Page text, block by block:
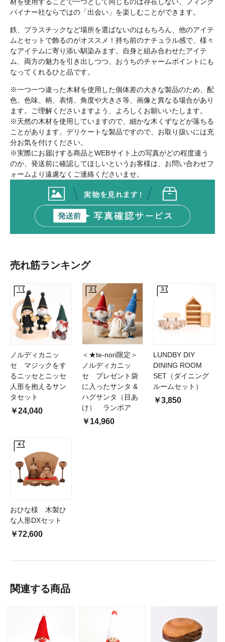
バイナー社ならではの「出会い」を楽しむことができます。
鉄、プラスチックなど場所を選ばないのはもちろん、他のアイテ
ムとセットで飾るのがオススメ！持ち前のナチュラル感で、様々
なアイテムに寄り添い馴染みます。自身と組み合わせたアイテ
ム、両方の魅力を引き出しつつ、おうちのチャームポイントにも
なってくれるひと品です。
※一つ一つ違った木材を使用した個体差の大きな製品のため、配
色、色味、柄、表情、角度や大きさ等、画像と異なる場合があり
ます。ご理解くださいますよう、よろしくお願いいたします。
※天然の木材を使用していますので、細かな木くずなどが落ちる
ことがあります。デリケートな製品ですので、お取り扱いには充
分お気を付けください。
※実際にお届けする商品とWEBサイト上の写真がどの程度違う
のか、発送前に確認してほしいというお客様は、お問い合わせフ
ォームより遠慮なくご連絡くださいませ。
売れ筋ランキング
ノルディカニッ
セ マジックをす
るニッセとニッセ
人形を抱えるサン
タセット
￥24,040
＜★te-nori限定＞
ノルディカニッ
セ プレゼント袋
に入ったサンタ &
ハグサンタ（目あ
け） ランポア
￥14,960
LUNDBY DIY
DINING ROOM
SET（ダイニング
ルームセット）
￥3,850
おひな様 木製ひ
な人形DXセット
￥72,600
関連する商品